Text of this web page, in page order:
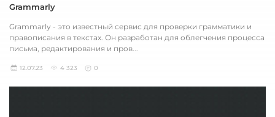
Grammarly
Grammarly - это известный сервис для проверки грамматики и
правописания в текстах. Он разработан для облегчения процесса
письма, редактирования и пров...
12.07.23 4 323 0